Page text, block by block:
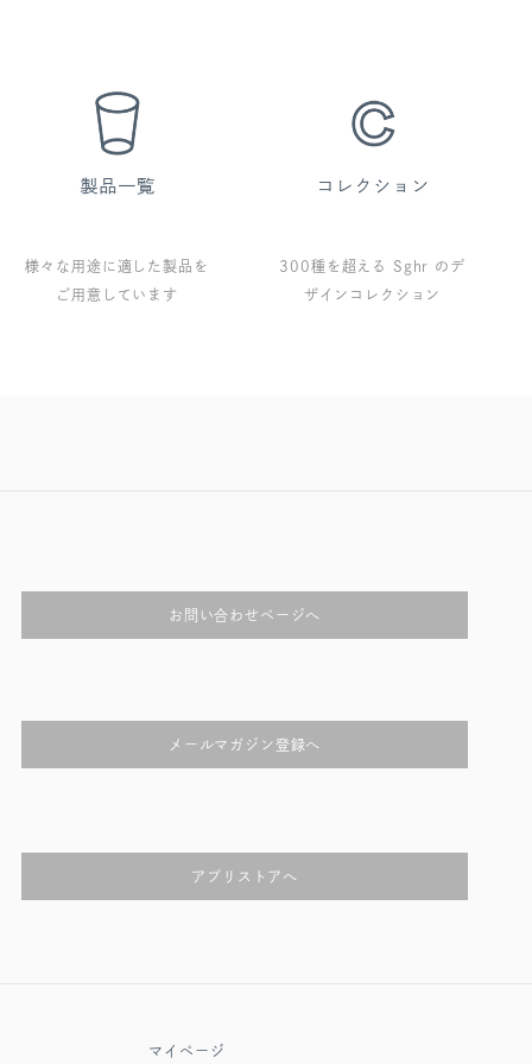
様々な用途に適した製品を
ご用意しています
300種を超える Sghr のデ
ザインコレクション
お問い合わせページへ
メールマガジン登録へ
アプリストアへ
マイページ